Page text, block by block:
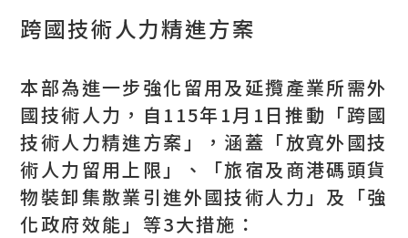
跨國技術人力精進方案
本部為進一步強化留用及延攬產業所需外
國技術人力，自115年1月1日推動「跨國
技術人力精進方案」，涵蓋「放寬外國技
術人力留用上限」、「旅宿及商港碼頭貨
物裝卸集散業引進外國技術人力」及「強
化政府效能」等3大措施：